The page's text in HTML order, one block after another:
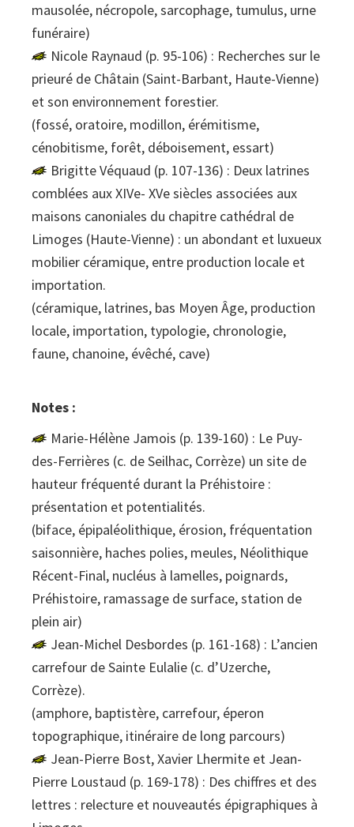
mausolée, nécropole, sarcophage, tumulus, urne
funéraire)
Nicole Raynaud (p. 95-106) : Recherches sur le
prieuré de Châtain (Saint-Barbant, Haute-Vienne)
et son environnement forestier.
(fossé, oratoire, modillon, érémitisme,
cénobitisme, forêt, déboisement, essart)
Brigitte Véquaud (p. 107-136) : Deux latrines
comblées aux XIVe- XVe siècles associées aux
maisons canoniales du chapitre cathédral de
Limoges (Haute-Vienne) : un abondant et luxueux
mobilier céramique, entre production locale et
importation.
(céramique, latrines, bas Moyen Âge, production
locale, importation, typologie, chronologie,
faune, chanoine, évêché, cave)
Notes :
Marie-Hélène Jamois (p. 139-160) : Le Puy-
des-Ferrières (c. de Seilhac, Corrèze) un site de
hauteur fréquenté durant la Préhistoire :
présentation et potentialités.
(biface, épipaléolithique, érosion, fréquentation
saisonnière, haches polies, meules, Néolithique
Récent-Final, nucléus à lamelles, poignards,
Préhistoire, ramassage de surface, station de
plein air)
Jean-Michel Desbordes (p. 161-168) : L’ancien
carrefour de Sainte Eulalie (c. d’Uzerche,
Corrèze).
(amphore, baptistère, carrefour, éperon
topographique, itinéraire de long parcours)
Jean-Pierre Bost, Xavier Lhermite et Jean-
Pierre Loustaud (p. 169-178) : Des chiffres et des
lettres : relecture et nouveautés épigraphiques à